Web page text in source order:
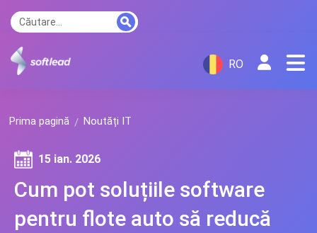
RO
Prima pagină Noutăți IT
Cum pot soluțiile software
pentru flote auto să reducă
15 ian. 2026